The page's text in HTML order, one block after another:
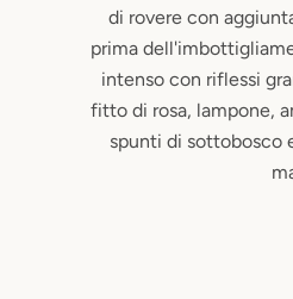
di rovere con
prima
intenso con riflessi
fitto di rosa, lampone,
spunti di sottobosco